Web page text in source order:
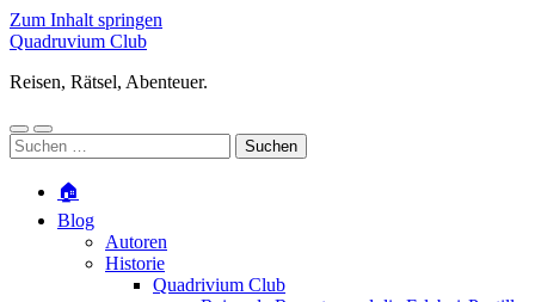
Zum Inhalt springen
Quadruvium Club
Reisen, Rätsel, Abenteuer.
Mobile-
Menü
Suchfeld
ein-/ausblenden
Suchen
nach:
🏠
Blog
Autoren
Historie
Quadrivium Club